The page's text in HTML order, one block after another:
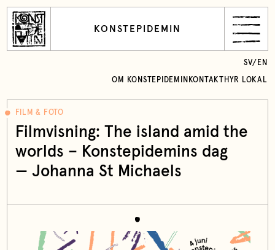
KONSTEPIDEMIN
OM KONSTEPIDEMIN KONTAKT HYR LOKAL
SV/ EN
FILM & FOTO
Filmvisning: The island amid the
worlds – Konstepidemins dag
— Johanna St Michaels